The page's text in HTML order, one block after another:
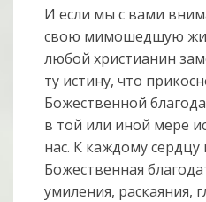
И если мы с вами
свою мимошедшую
любой христианин
ту истину, что
Божественной
в той или иной мере
нас. К каждому сердцу
Божественная
умиления, раскаяния,